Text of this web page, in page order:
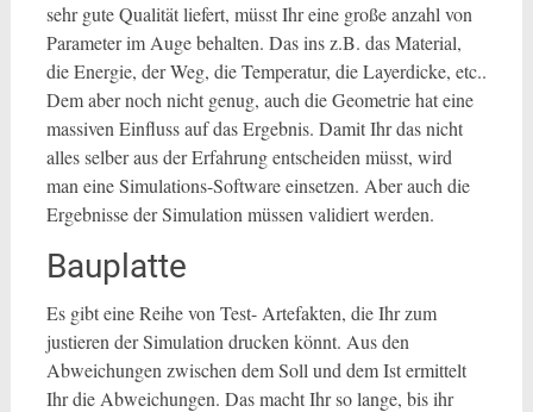
sehr gute Qualität liefert, müsst Ihr eine große anzahl von
Parameter im Auge behalten. Das ins z.B. das Material,
die Energie, der Weg, die Temperatur, die Layerdicke, etc..
Dem aber noch nicht genug, auch die Geometrie hat eine
massiven Einfluss auf das Ergebnis. Damit Ihr das nicht
alles selber aus der Erfahrung entscheiden müsst, wird
man eine Simulations-Software einsetzen. Aber auch die
Ergebnisse der Simulation müssen validiert werden.
Bauplatte
Es gibt eine Reihe von Test- Artefakten, die Ihr zum
justieren der Simulation drucken könnt. Aus den
Abweichungen zwischen dem Soll und dem Ist ermittelt
Ihr die Abweichungen. Das macht Ihr so lange, bis ihr